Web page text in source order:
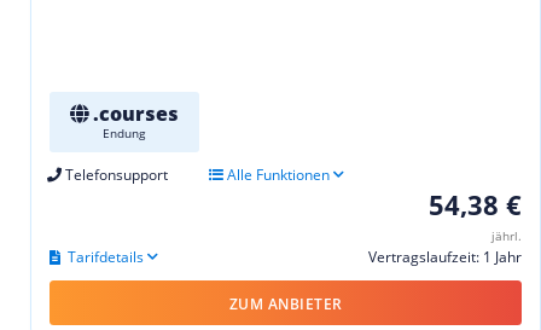
.courses
Endung
Telefonsupport Alle Funktionen
54,38 €
jährl.
Vertragslaufzeit: 1 Jahr
Tarifdetails
ZUM ANBIETER